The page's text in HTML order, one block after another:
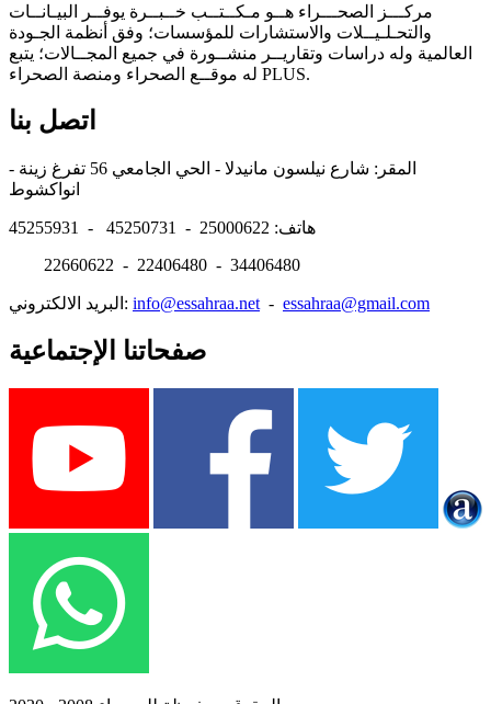
مركـــز الصحـــراء هــو مـكــتــب خــبــرة يوفــر البيـانــات
والتحـلـيــلات والاستشارات للمؤسسات؛ وفق أنظمة الجـودة
العالمية وله دراسات وتقاريــر منشــورة في جميع المجــالات؛ يتبع
له موقــع الصحراء ومنصة الصحراء PLUS.
اتصل بنا
المقر: شارع نيلسون مانيدلا - الحي الجامعي 56 تفرغ زينة -
هاتف: 25000622 - 45250731 - 45255931
22660622 - 22406480 - 34406480
البريد الالكتروني: info@essahraa.net - essahraa@gmail.com
صفحاتنا الإجتماعية